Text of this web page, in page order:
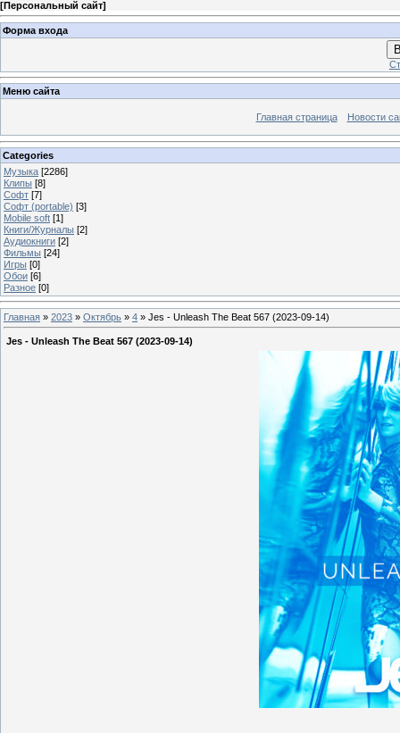
[Персональный сайт]
Форма входа
Меню сайта
Главная страница Новости
Categories
Музыка [2286]
Клипы [8]
Софт [7]
Софт (portable) [3]
Mobile soft [1]
Книги/Журналы [2]
Аудиокниги [2]
Фильмы [24]
Игры [0]
Обои [6]
Разное [0]
Главная » 2023 » Октябрь » 4 » Jes - Unleash The Beat 567 (2023-09-14)
Jes - Unleash The Beat 567 (2023-09-14)